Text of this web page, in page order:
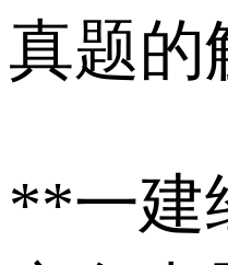
真题的
**一建